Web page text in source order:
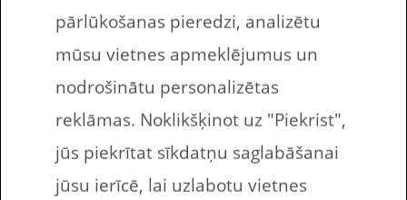
valodā.
Pirmdiena
Monday
Otrdiena
Tuesday
pārlūkošanas pieredzi, analizētu
mūsu vietnes apmeklējumus un
nodrošinātu personalizētas
reklāmas. Noklikšķinot uz "Piekrist",
jūs piekrītat sīkdatņu saglabāšanai
jūsu ierīcē, lai uzlabotu vietnes